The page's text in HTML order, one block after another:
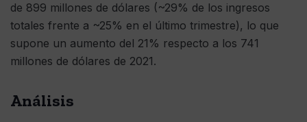
de 899 millones de dólares (~29% de los ingresos
totales frente a ~25% en el último trimestre), lo que
supone un aumento del 21% respecto a los 741
millones de dólares de 2021.
Análisis